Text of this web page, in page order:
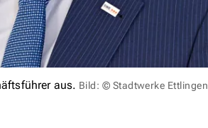
aus. Bild: © Stadtwerke Ettlingen